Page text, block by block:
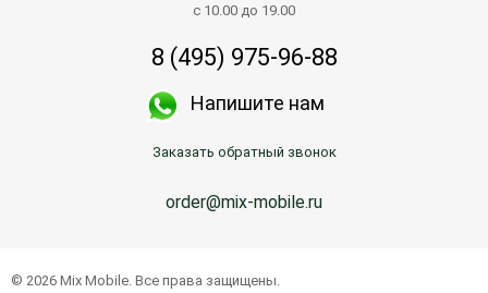
с 10.00 до 19.00
8 (495) 975-96-88
Напишите нам
Заказать обратный звонок
order@mix-mobile.ru
© 2026 Mix Mobile. Все права защищены.